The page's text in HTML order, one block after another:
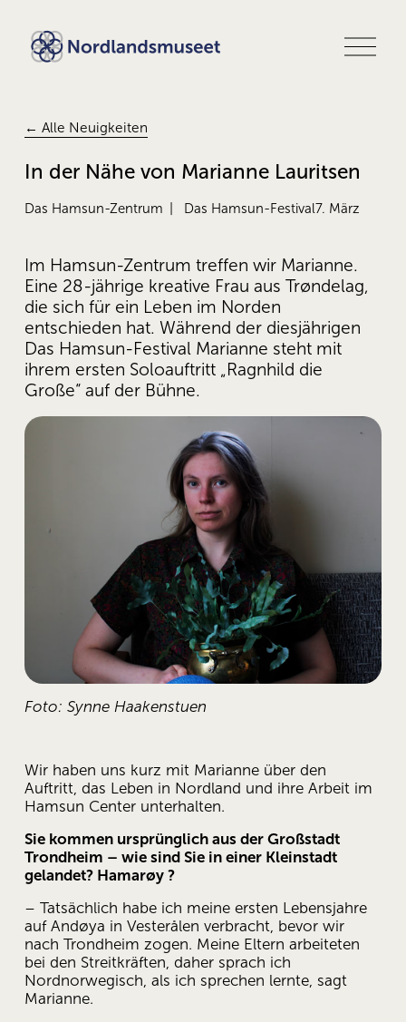
M
e
← Alle Neuigkeiten
In der Nähe von Marianne Lauritsen
Das Hamsun-Zentrum Das Hamsun-Festival7. März
Im Hamsun-Zentrum treffen wir Marianne.
Eine 28-jährige kreative Frau aus Trøndelag,
die sich für ein Leben im Norden
entschieden hat. Während der diesjährigen
Das Hamsun-Festival Marianne steht mit
ihrem ersten Soloauftritt „Ragnhild die
Große“ auf der Bühne.
Foto: Synne Haakenstuen
Wir haben uns kurz mit Marianne über den
Auftritt, das Leben in Nordland und ihre Arbeit im
Hamsun Center unterhalten.
Sie kommen ursprünglich aus der Großstadt
Trondheim – wie sind Sie in einer Kleinstadt
gelandet? Hamarøy ?
– Tatsächlich habe ich meine ersten Lebensjahre
auf Andøya in Vesterålen verbracht, bevor wir
nach Trondheim zogen. Meine Eltern arbeiteten
bei den Streitkräften, daher sprach ich
Nordnorwegisch, als ich sprechen lernte, sagt
Marianne.